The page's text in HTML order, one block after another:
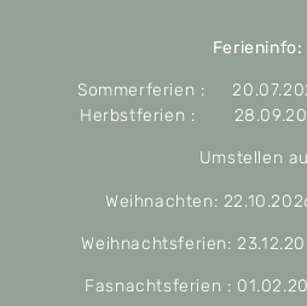
Ferieninfo:
Sommerferien :
Herbstferien :
Umstellen
Weihnachten:
Weihnachtsferien:
Fasnachtsferien :